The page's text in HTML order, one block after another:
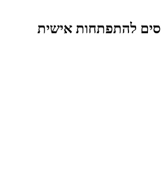
להתפתחות אישית